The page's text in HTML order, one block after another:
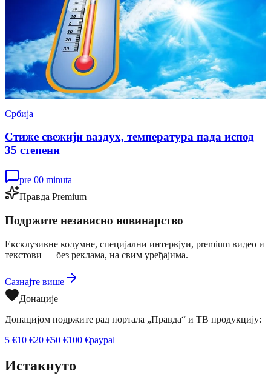
Србија
Стиже свежији ваздух, температура пада испод
35 степени
pre 00 minuta
Правда Premium
Подржите независно новинарство
Ексклузивне колумне, специјални интервјуи, premium видео и
текстови — без реклама, на свим уређајима.
Сазнајте више
Донације
Донацијом подржите рад портала „Правда“ и ТВ продукцију:
5 €10 €20 €50 €100 €paypal
Истакнуто